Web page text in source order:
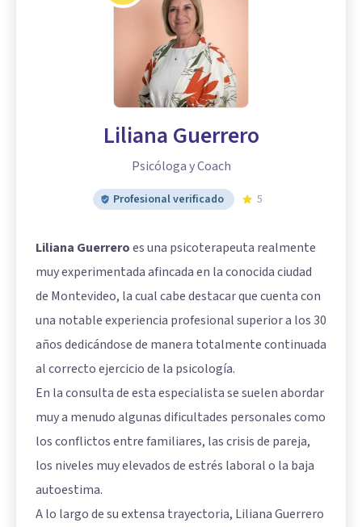
Liliana Guerrero
Psicóloga y Coach
Profesional verificado 5
Liliana Guerreroes una psicoterapeuta realmente
muy experimentada afincada en la conocida ciudad
de Montevideo, la cual cabe destacar que cuenta con
una notable experiencia profesional superior a los 30
años dedicándose de manera totalmente continuada
al correcto ejercicio de la psicología.
En la consulta de esta especialista se suelen abordar
muy a menudo algunas dificultades personales como
los conflictos entre familiares, las crisis de pareja,
los niveles muy elevados de estrés laboral o la baja
autoestima.
A lo largo de su extensa trayectoria, Liliana Guerrero